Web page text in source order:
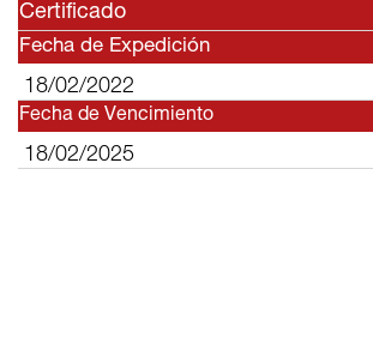
Certificado
Fecha de Expedición
18/02/2022
Fecha de Vencimiento
18/02/2025